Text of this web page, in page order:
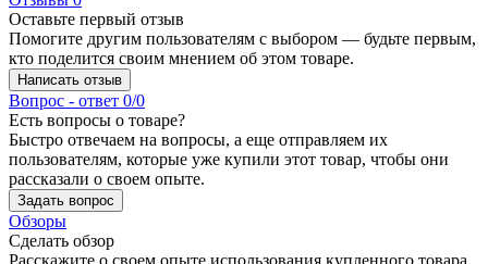
Оставьте первый отзыв
Помогите другим пользователям с выбором — будьте первым,
кто поделится своим мнением об этом товаре.
Написать отзыв
Вопрос - ответ 0/0
Есть вопросы о товаре?
Быстро отвечаем на вопросы, а еще отправляем их
пользователям, которые уже купили этот товар, чтобы они
рассказали о своем опыте.
Задать вопрос
Обзоры
Сделать обзор